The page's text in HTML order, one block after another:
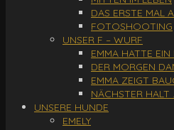
DAS ERSTE MAL
FOTOSHOOTING
UNSER F – WURF
EMMA HATTE EIN
DER MORGEN
EMMA ZEIGT
NÄCHSTER HALT
UNSERE HUNDE
EMELY